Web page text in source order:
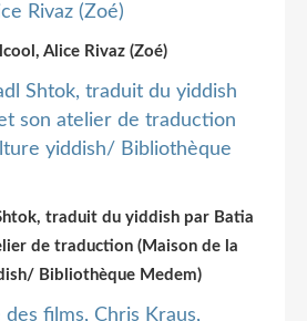
Alice Rivaz (Zoé)
traduit du yiddish par Batia
de traduction (Maison de la
Bibliothèque Medem)